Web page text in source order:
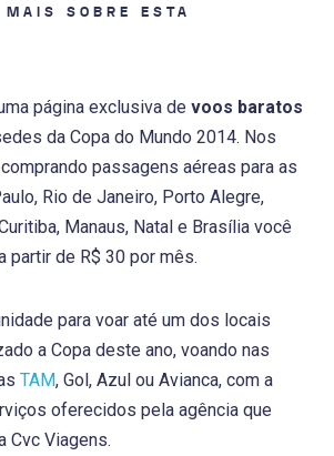
SOBRE ESTA
página exclusiva de voos baratos
da Copa do Mundo 2014. Nos
passagens aéreas para as
Rio de Janeiro, Porto Alegre,
Manaus, Natal e Brasília você
partir de R$ 30 por mês.
para voar até um dos locais
a Copa deste ano, voando nas
TAM, Gol, Azul ou Avianca, com a
oferecidos pela agência que
Cvc Viagens.